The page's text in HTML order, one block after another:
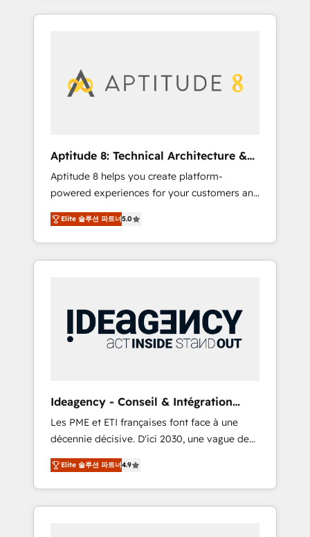
structuration de votre projet HubSpot,
comptes existants. En France et à
digitale et des startups florissantes. Nos 3
grandes expertises sont : ➤ L’intégration de
synchronisation API, audit et maintenance) ➤
La création de sites internet de conversion
qui transforment les visiteurs en
opportunités d'affaires ➤ La mise en place
de stratégies d'acquisition marketing (SEO,
SEA, inbound, automatisation marketing,
ABM, IA, emailing) Informations clés : - 10 ans
certifications HubSpot cumulées
Aptitude 8: Technical Architecture &
Deployment
Aptitude 8 helps you create platform-
powered experiences for your customers and
teams. We build multi-hub solutions and
orchestrate operations across your entire
tech stack. Aptitude 8 is trusted by top
brands such as Lenovo, Bluetooth,
Association, Randstad, Uber Freight, and
HubSpot itself. We have the largest technical
consulting team of any HubSpot partner and
extensibility. When you work with Aptitude 8,
you get a team – not an individual – with
embedded consulting, strategy,
development, and project management. We
have 100% US-based, FTE team members.
We offer project-based and managed
services engagements that include new
Elite 솔루션 파트너5.0
Ideagency - Conseil & Intégration
HubSpot
Les PME et ETI françaises font face à une
décennie décisive. D'ici 2030, une vague de
consolidation va recomposer le marché.
Seules survivront les entreprises qui auront
réussi leur transformation. Le problème ?
58% des dirigeants savent que l'IA est vitale
Elite 솔루션 파트너4.9